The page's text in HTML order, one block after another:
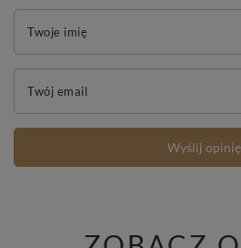
Twoje imię
Twój email
Wyślij opinię